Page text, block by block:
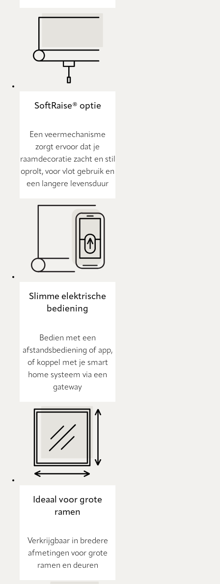
SoftRaise® optie
Een veermechanisme
zorgt ervoor dat je
raamdecoratie zacht en stil
oprolt, voor vlot gebruik en
een langere levensduur
Slimme elektrische
bediening
Bedien met een
afstandsbediening of app,
of koppel met je smart
home systeem via een
gateway
Ideaal voor grote
ramen
Verkrijgbaar in bredere
afmetingen voor grote
ramen en deuren